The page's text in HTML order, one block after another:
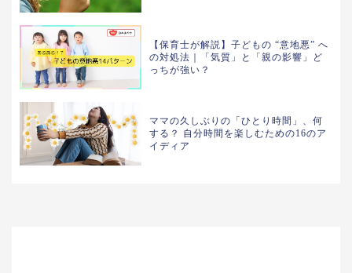
【保育士が解説】子どもの “意地悪” へ
の対処法｜「気質」と「親の影響」ど
っちが強い？
ママの久しぶりの「ひとり時間」、何
する？ 自分時間を楽しむための16のア
イディア